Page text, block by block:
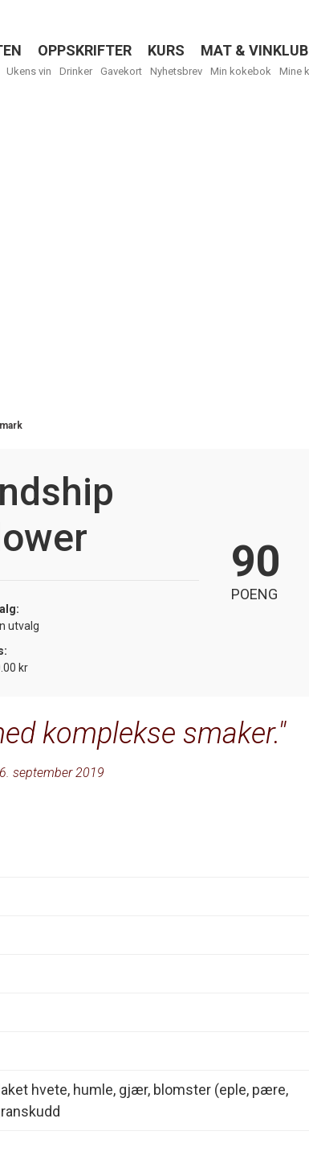
OPPSKRIFTER KURS MAT &
Ukens vin Drinker Gavekort Nyhetsbrev Min kokebok Mine
utvalg
kr
90
POENG
komplekse smaker.
september 2019
hvete, humle, gjær, blomster (eple, pære,